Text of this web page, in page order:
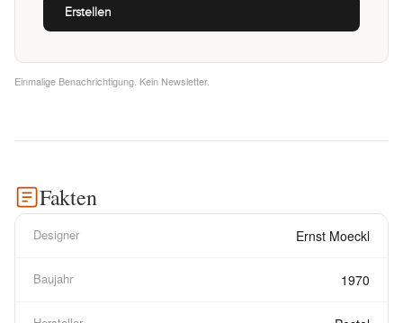
Einmalige Benachrichtigung. Kein Newsletter.
Fakten
Designer Ernst Moeckl
Baujahr 1970